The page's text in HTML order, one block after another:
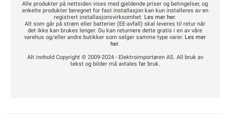
Alle produkter på nettsiden vises med gjeldende priser og betingelser, og
enkelte produkter beregnet for fast installasjon kan kun installeres av en
registrert installasjonsvirksomhet. Les mer her.
Alt som går på strøm eller batterier (EE-avfall) skal leveres til retur når
det ikke kan brukes lenger. Du kan returnere dette gratis i en av våre
varehus og/eller andre butikker som selger samme type varer. Les mer
her.
Alt innhold Copyright © 2009-2024 - Elektroimportøren AS. All bruk av
tekst og bilder må avtales før bruk.